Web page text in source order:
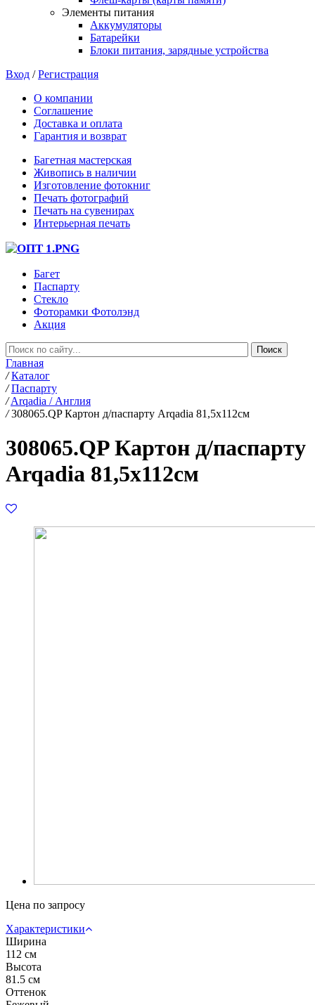
Элементы питания
Аккумуляторы
Батарейки
Блоки питания, зарядные устройства
Вход /Регистрация
О компании
Соглашение
Доставка и оплата
Гарантия и возврат
Багетная мастерская
Живопись в наличии
Изготовление фотокниг
Печать фотографий
Печать на сувенирах
Интерьерная печать
Багет
Паспарту
Стекло
Фоторамки Фотолэнд
Акция
Главная
/ Каталог
/ Паспарту
/ Arqadia / Англия
/ 308065.QP Картон д/паспарту Arqadia 81,5х112см
308065.QP Картон д/паспарту
Arqadia 81,5х112см
Цена по запросу
Характеристики
Ширина
112 см
Высота
81.5 см
Оттенок